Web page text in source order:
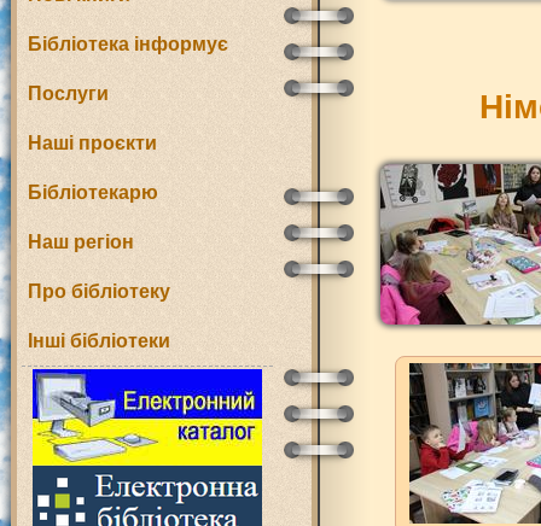
Бібліотека інформує
Послуги
Наші проєкти
Бібліотекарю
Наш регіон
Про бібліотеку
Інші бібліотеки